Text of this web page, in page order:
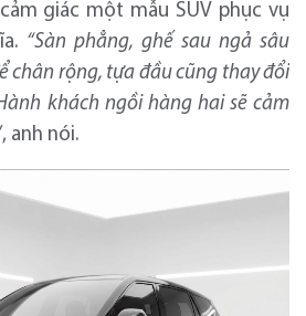
giác một mẫu SUV phục vụ
“Sàn phẳng, ghế sau ngả sâu
chân rộng, tựa đầu cũng thay đổi
ành khách ngồi hàng hai sẽ cảm
, anh nói.